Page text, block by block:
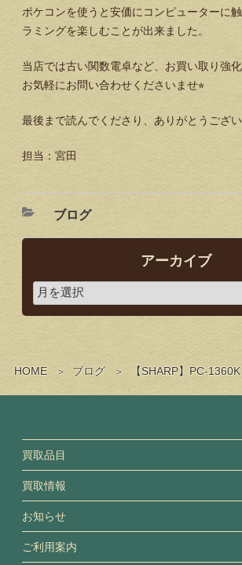
HOME ブログ 【SHARP】PC-
ポケコンを使うと安価にコンピューターに
ラミングを楽しむことが出来ました。
当店では古い関数電卓など、お買い取り強化
お気軽にお問い合わせくださいませ⭐︎
最後まで読んでくださり、ありがとうござ
担当：宮田
ブログ
アーカイブ
買取品目
買取情報
お知らせ
ご利用案内